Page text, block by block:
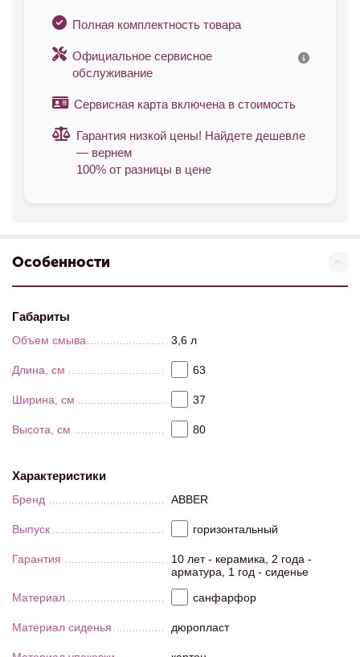
Полная комплектность товара
Официальное сервисное
обслуживание
Сервисная карта включена в стоимость
Гарантия низкой цены! Найдете дешевле
— вернем
100% от разницы в цене
Особенности
Габариты
Объем смыва 3,6 л
Длина, см 63
Ширина, см 37
Высота, см 80
Характеристики
Бренд ABBER
Выпуск горизонтальный
Гарантия
10 лет - керамика, 2 года -
арматура, 1 год - сиденье
Материал
санфарфор
Материал сиденья дюропласт